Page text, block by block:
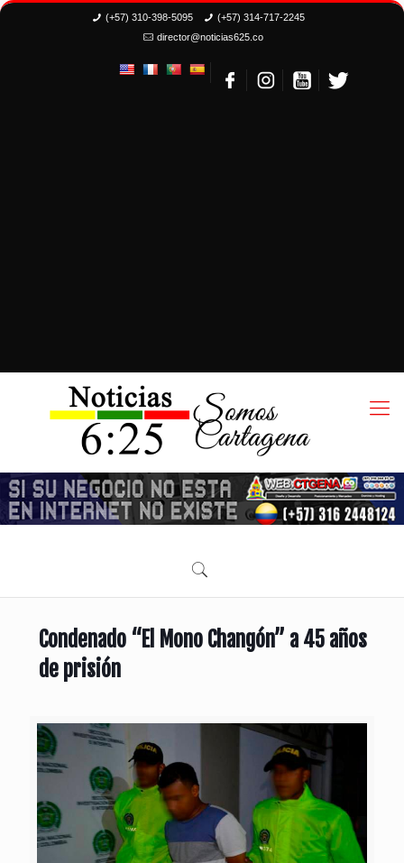
(+57) 310-398-5095
(+57) 314-717-2245
director@noticias625.co
Condenado “El Mono Changón” a 45 años
de prisión